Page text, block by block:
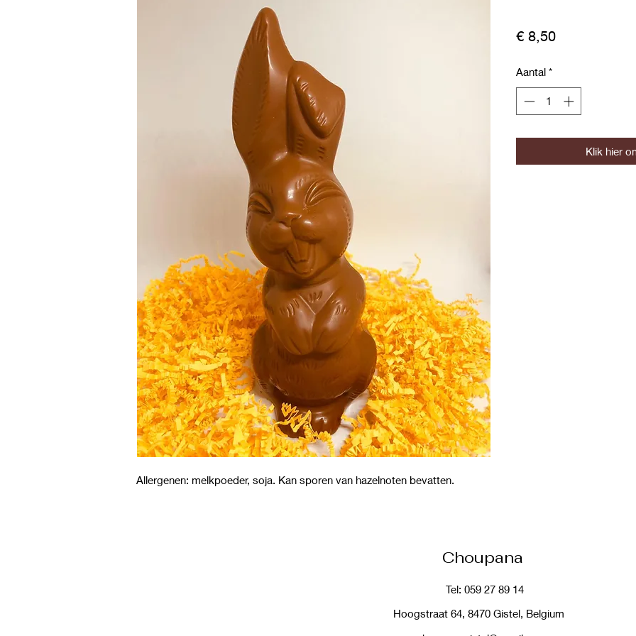
Allergenen: melkpoeder, soja. Kan sporen van hazelnoten bevatten.
€ 8,50Prijs
Aantal *
Klik hier
Choupana
Tel: 059 27 89 14
Hoogstraat 64, 8470 Gistel, Belgium